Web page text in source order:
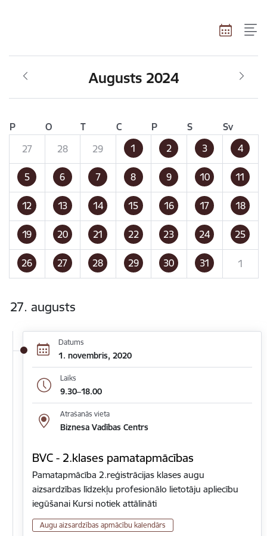
Augusts 2024
P O T C P S
Sv
27
28 29 1 2 3 4
5 6 7 8 9 10 11
12 13 14 15 16 17 18
19 20 21 22 23 24 25
26 27 28 29 30 31 1
27. augusts
Datums
1. novembris, 2020
Laiks
9.30–18.00
Atrašanās vieta
Biznesa Vadības Centrs
BVC - 2.klases pamatapmācības
Pamatapmācība 2.reģistrācijas klases augu
aizsardzības līdzekļu profesionālo lietotāju apliecību
iegūšanai Kursi notiek attālināti
Augu aizsardzības apmācību kalendārs